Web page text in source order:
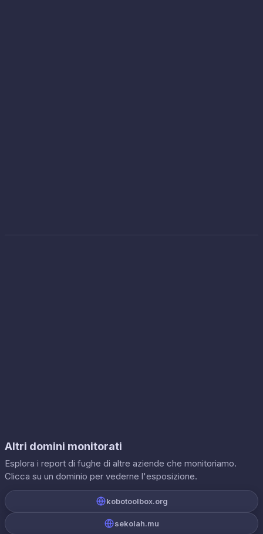
Altri domini monitorati
Esplora i report di fughe di altre aziende che monitoriamo.
Clicca su un dominio per vederne l'esposizione.
kobotoolbox.org
sekolah.mu